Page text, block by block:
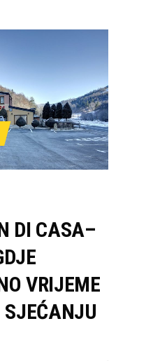
DI CASA–
VRIJEME
SJEĆANJU